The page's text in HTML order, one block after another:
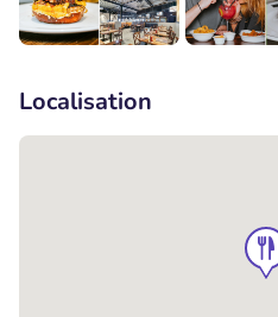
Localisation